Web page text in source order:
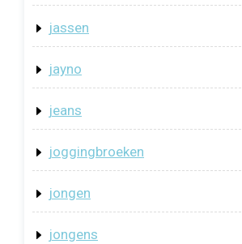
jassen
jayno
jeans
joggingbroeken
jongen
jongens